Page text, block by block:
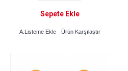
Sepete Ekle
A.Listeme Ekle Ürün Karşılaştır